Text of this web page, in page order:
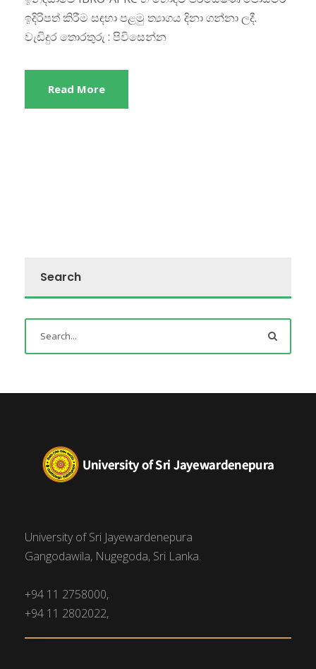
ඉදිරිපත් කිරීම සඳහා පළමු ත්‍යාගය දිනා ගන්නා ලදී.
වැඩිදුර තොරතුරු : පිවිසෙන්න
Read More
Search
University of Sri Jayewardenepura
Gangodawila, Nugegoda, Sri Lanka.
+94 11 2758000,
+94 11 2802022,